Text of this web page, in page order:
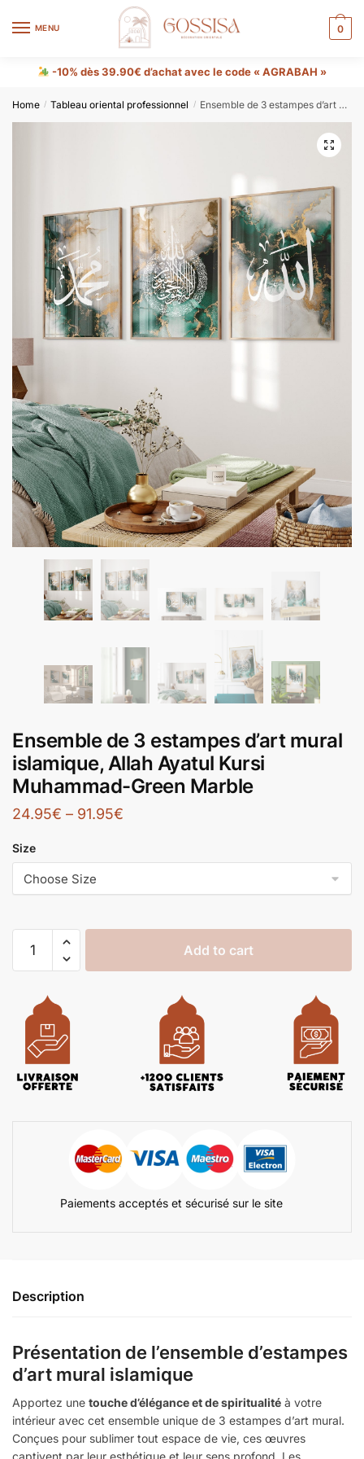
MENU 0
-10% dès 39.90€ d’achat avec le code « AGRABAH »
Home / Tableau oriental professionnel / Ensemble de 3 estampes d’art mural islamique, Allah Ayatul Kursi Muhammad-Green Marble
Ensemble de 3 estampes d’art mural
islamique, Allah Ayatul Kursi
Muhammad-Green Marble
24.95€ – 91.95€
Size
Add to cart
Paiements acceptés et sécurisé sur le site
Description
Présentation de l’ensemble d’estampes
d’art mural islamique
Apportez une touche d’élégance et de spiritualité à votre
intérieur avec cet ensemble unique de 3 estampes d’art mural.
Conçues pour sublimer tout espace de vie, ces œuvres
captivent par leur esthétique et leur sens profond. Les